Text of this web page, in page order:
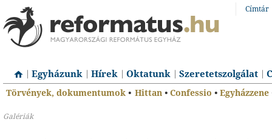
Címtár
Egyházunk Hírek Oktatunk Szeretetszolgálat
Törvények, dokumentumok • Hittan • Confessio • Egyházzene
Galériák